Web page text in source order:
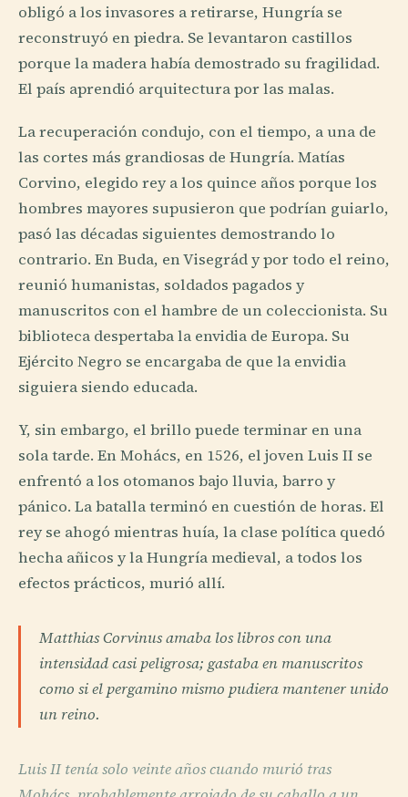
obligó a los invasores a retirarse, Hungría se
reconstruyó en piedra. Se levantaron castillos
porque la madera había demostrado su fragilidad.
El país aprendió arquitectura por las malas.
La recuperación condujo, con el tiempo, a una de
las cortes más grandiosas de Hungría. Matías
Corvino, elegido rey a los quince años porque los
hombres mayores supusieron que podrían guiarlo,
pasó las décadas siguientes demostrando lo
contrario. En Buda, en Visegrád y por todo el reino,
reunió humanistas, soldados pagados y
manuscritos con el hambre de un coleccionista. Su
biblioteca despertaba la envidia de Europa. Su
Ejército Negro se encargaba de que la envidia
siguiera siendo educada.
Y, sin embargo, el brillo puede terminar en una
sola tarde. En Mohács, en 1526, el joven Luis II se
enfrentó a los otomanos bajo lluvia, barro y
pánico. La batalla terminó en cuestión de horas. El
rey se ahogó mientras huía, la clase política quedó
hecha añicos y la Hungría medieval, a todos los
efectos prácticos, murió allí.
Matthias Corvinus amaba los libros con una
intensidad casi peligrosa; gastaba en manuscritos
como si el pergamino mismo pudiera mantener unido
un reino.
Luis II tenía solo veinte años cuando murió tras